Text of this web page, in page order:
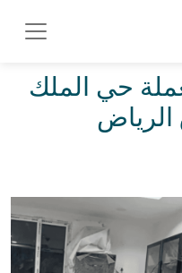
حي الملك